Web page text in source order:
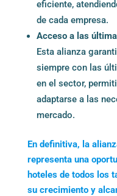
eficiente,
de cada empresa.
Acceso a las
Esta alianza
siempre con las
en el sector,
adaptarse a las
mercado.
En definitiva, la
representa una
hoteles de todos los
su crecimiento y